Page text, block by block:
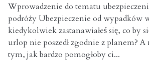
Wprowadzenie do tematu
podróży Ubezpieczenie od wypadków
kiedykolwiek zastanawiałeś się, co by
urlop nie poszedł zgodnie z planem? A
tym, jak bardzo pomogłoby ci...